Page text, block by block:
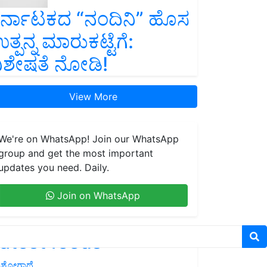
“ನಂದಿನಿ” ಹೊಸ
ಮಾರುಕಟ್ಟೆಗೆ:
ನೋಡಿ!
View More
on WhatsApp! Join our WhatsApp
and get the most important
you need. Daily.
Join on WhatsApp
feeds